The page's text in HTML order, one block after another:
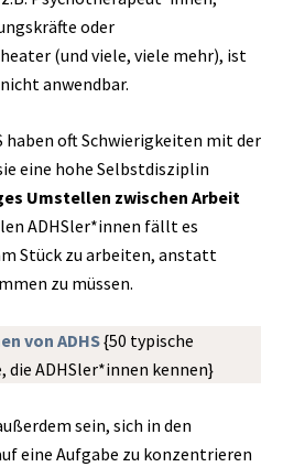
oder
(und viele, viele mehr), ist
anwendbar.
haben oft Schwierigkeiten mit der
eine hohe Selbstdisziplin
Umstellen zwischen Arbeit
ADHSler*innen fällt es
Stück zu arbeiten, anstatt
zu müssen.
von ADHS{50 typische
ADHSler*innen kennen}
sein, sich in den
eine Aufgabe zu konzentrieren